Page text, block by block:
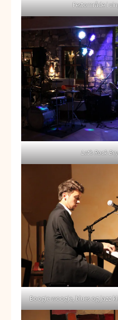
Festområde i
Let’s Rock
Boogie-woogie, blues og jazz